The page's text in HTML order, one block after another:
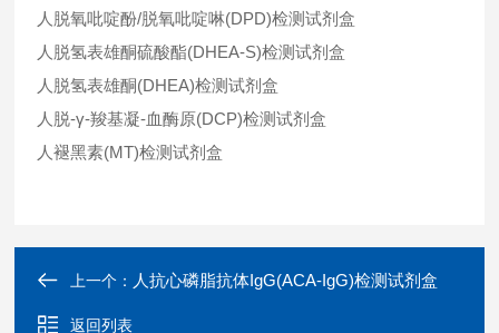
人脱氧吡啶酚/脱氧吡啶啉(DPD)检测试剂盒
人脱氢表雄酮硫酸酯(DHEA-S)检测试剂盒
人脱氢表雄酮(DHEA)检测试剂盒
人脱-γ-羧基凝-血酶原(DCP)检测试剂盒
人褪黑素(MT)检测试剂盒
上一个： 人抗心磷脂抗体IgG(ACA-IgG)检测试剂盒
返回列表